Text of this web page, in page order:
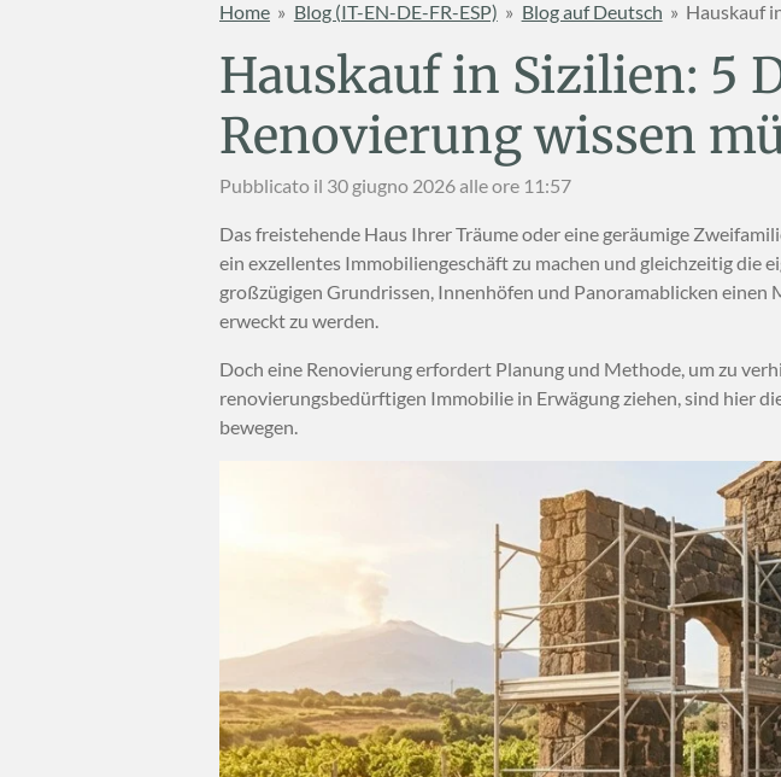
Home » Blog (IT-EN-DE-FR-ESP) » Blog auf Deutsch » Hauskauf
Hauskauf in Sizilien: 5
Renovierung wissen
Pubblicato il 30 giugno 2026 alle ore 11:57
Das freistehende Haus Ihrer Träume oder eine geräumige
ein exzellentes Immobiliengeschäft zu machen und gleichzeitig die
großzügigen Grundrissen, Innenhöfen und Panoramablicken
erweckt zu werden.
Doch eine Renovierung erfordert Planung und Methode, um zu
renovierungsbedürftigen Immobilie in Erwägung ziehen, sind hier
bewegen.